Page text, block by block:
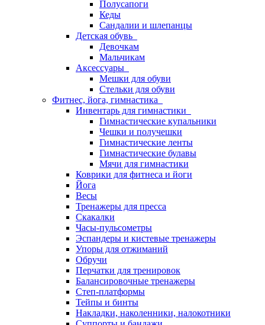
Полусапоги
Кеды
Сандалии и шлепанцы
Детская обувь
Девочкам
Мальчикам
Аксессуары
Мешки для обуви
Стельки для обуви
Фитнес, йога, гимнастика
Инвентарь для гимнастики
Гимнастические купальники
Чешки и получешки
Гимнастические ленты
Гимнастические булавы
Мячи для гимнастики
Коврики для фитнеса и йоги
Йога
Весы
Тренажеры для пресса
Скакалки
Часы-пульсометры
Эспандеры и кистевые тренажеры
Упоры для отжиманий
Обручи
Перчатки для тренировок
Балансировочные тренажеры
Степ-платформы
Тейпы и бинты
Накладки, наколенники, налокотники